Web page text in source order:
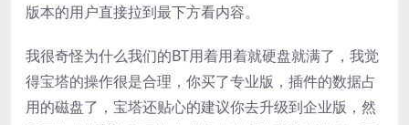
版本的用户直接拉到最下方看内容。
我很奇怪为什么我们的BT用着用着就硬盘就满了，我觉
得宝塔的操作很是合理，你买了专业版，插件的数据占
用的磁盘了，宝塔还贴心的建议你去升级到企业版，然